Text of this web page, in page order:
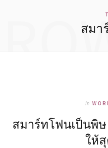
สมา
In
สมาร์ทโฟนเป็นพิ
ให้